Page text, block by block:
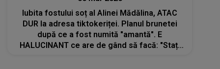
Iubita fostului soț al Alinei Mădălina, ATAC
DUR la adresa tiktokeriței. Planul brunetei
după ce a fost numită "amantă". E
HALUCINANT ce are de gând să facă: "Stați